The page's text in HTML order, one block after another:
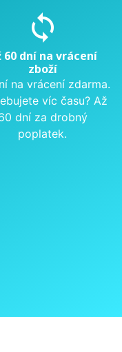
sync
60 dní na vrácení
zboží
na vrácení zdarma.
víc času? Až
dní za drobný
poplatek.